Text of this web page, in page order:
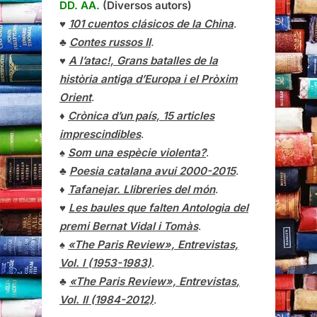
DD. AA. (Diversos autors)
♥ 101 cuentos clásicos de la China.
♣ Contes russos II.
♥ A l’atac!, Grans batalles de la
història antiga d’Europa i el Pròxim
Orient.
♦ Crònica d’un país, 15 articles
imprescindibles.
♠ Som una espècie violenta?.
♣ Poesia catalana avui 2000-2015.
♦ Tafanejar. Llibreries del món.
♥ Les baules que falten Antologia del
premi Bernat Vidal i Tomàs.
♠ «The Paris Review», Entrevistas,
Vol. I (1953-1983).
♣ «The Paris Review», Entrevistas,
Vol. II (1984-2012).